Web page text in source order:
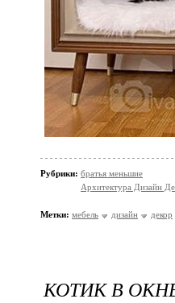
Рубрики: братья меньшие
Архитектура Дизайн
Метки: мебель дизайн декор
КОТИК В